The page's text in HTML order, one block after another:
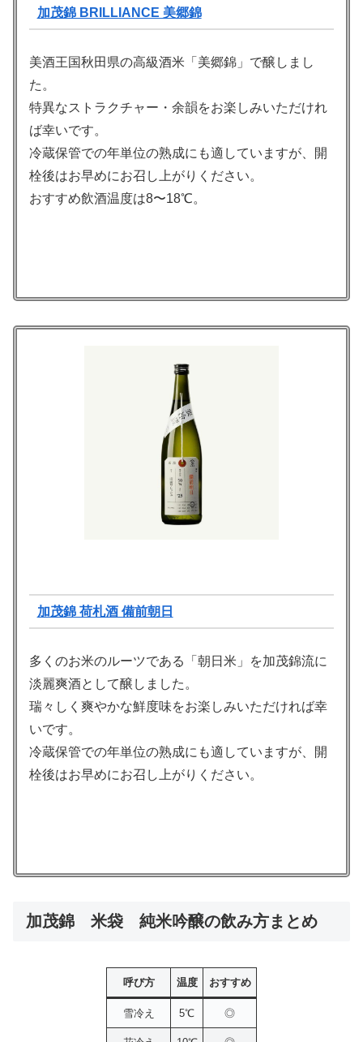
加茂錦 BRILLIANCE 美郷錦
美酒王国秋田県の高級酒米「美郷錦」で醸しまし
た。
特異なストラクチャー・余韻をお楽しみいただけれ
ば幸いです。
冷蔵保管での年単位の熟成にも適していますが、開
栓後はお早めにお召し上がりください。
おすすめ飲酒温度は8〜18℃。
加茂錦 荷札酒 備前朝日
多くのお米のルーツである「朝日米」を加茂錦流に
淡麗爽酒として醸しました。
瑞々しく爽やかな鮮度味をお楽しみいただければ幸
いです。
冷蔵保管での年単位の熟成にも適していますが、開
栓後はお早めにお召し上がりください。
加茂錦 米袋 純米吟醸の飲み方まとめ
呼び方 温度 おすすめ
雪冷え 5℃ ◎